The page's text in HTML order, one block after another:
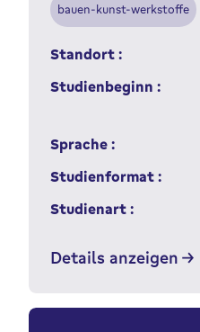
bauen-kunst-werkstoffe
Standort :
Studienbeginn :
Sprache :
Studienformat :
Studienart :
Details anzeigen